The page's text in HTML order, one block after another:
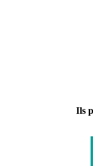
Ils